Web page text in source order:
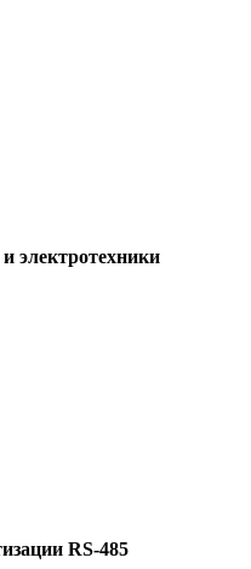
электротехники
RS-485